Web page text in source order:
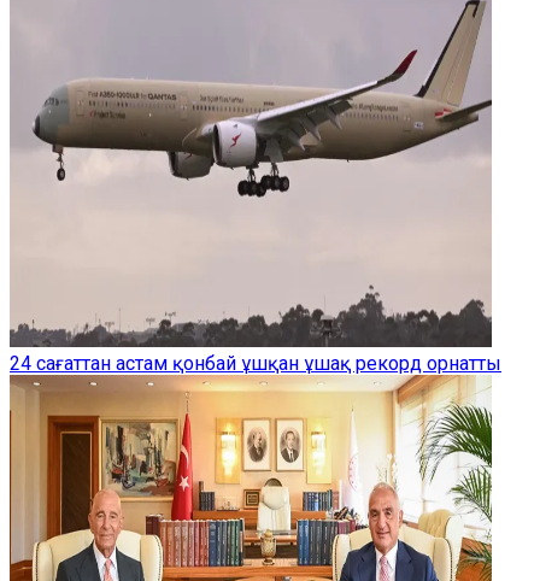
24 сағаттан астам қонбай ұшқан ұшақ рекорд орнатты